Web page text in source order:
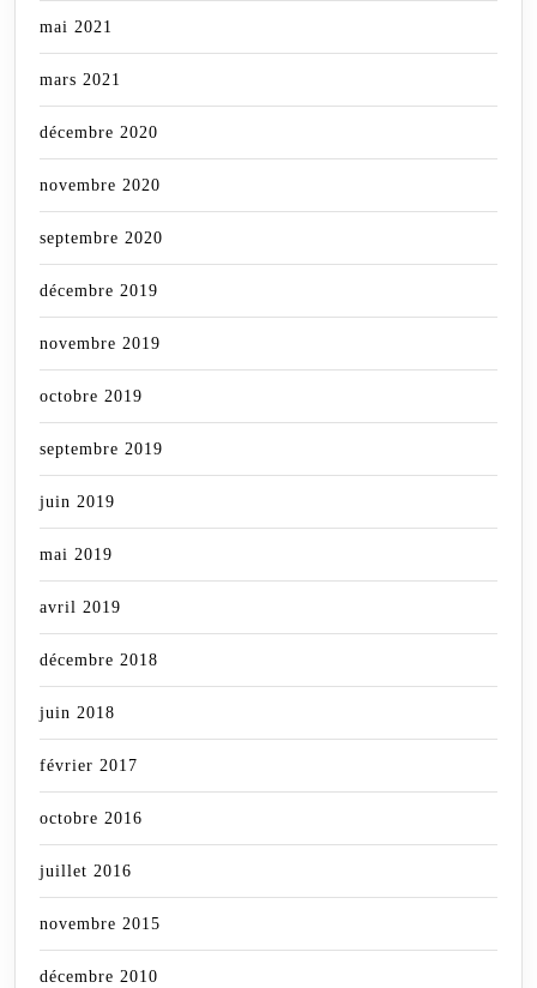
mai 2021
mars 2021
décembre 2020
novembre 2020
septembre 2020
décembre 2019
novembre 2019
octobre 2019
septembre 2019
juin 2019
mai 2019
avril 2019
décembre 2018
juin 2018
février 2017
octobre 2016
juillet 2016
novembre 2015
décembre 2010